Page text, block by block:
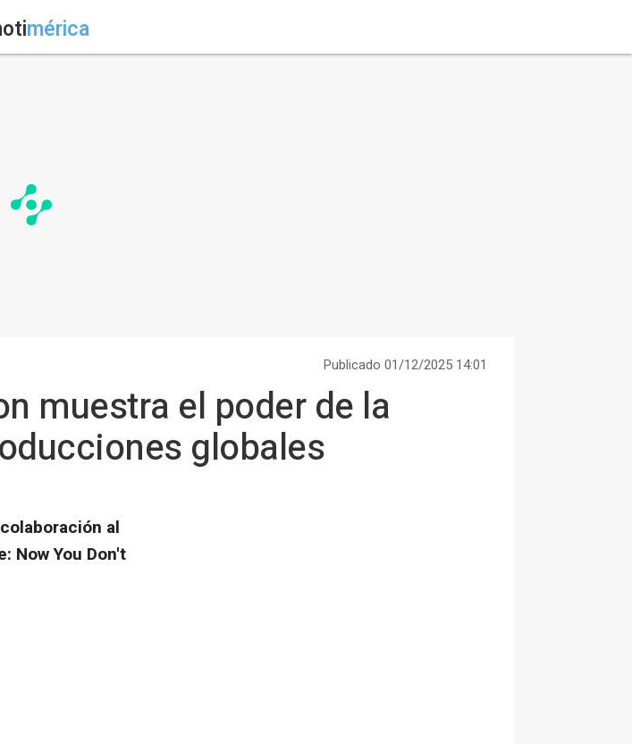
mérica
Publicado 01/12/2025 14:01
muestra el poder de la
globales
al
Now You Don't